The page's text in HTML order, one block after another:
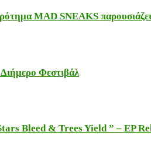
MAD SNEAKS
Φεστιβάλ
Bleed & Trees Yield ” – EP